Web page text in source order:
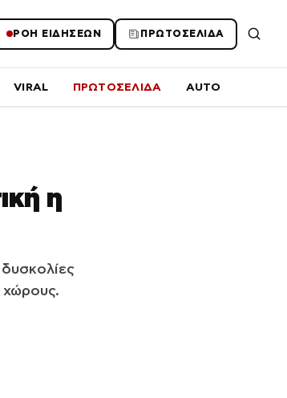
ΡΟΗ ΕΙΔΗΣΕΩΝ ΠΡΩΤΟΣΕΛΙΔΑ
VIRAL ΠΡΩΤΟΣΕΛΙΔΑ AUTO
η
χώρους.